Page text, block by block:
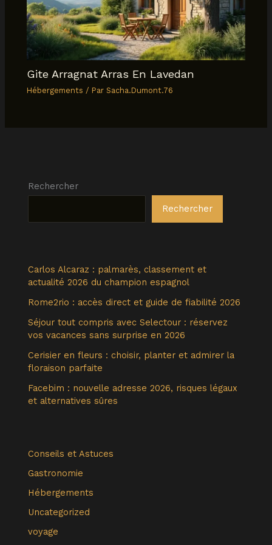
Gite Arragnat Arras En Lavedan
Hébergements / ParSacha.Dumont.76
Rechercher
Rechercher
Carlos Alcaraz : palmarès, classement et
actualité 2026 du champion espagnol
Rome2rio : accès direct et guide de fiabilité 2026
Séjour tout compris avec Selectour : réservez
vos vacances sans surprise en 2026
Cerisier en fleurs : choisir, planter et admirer la
floraison parfaite
Facebim : nouvelle adresse 2026, risques légaux
et alternatives sûres
Conseils et Astuces
Gastronomie
Hébergements
Uncategorized
voyage